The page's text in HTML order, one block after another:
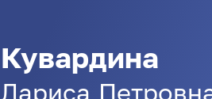
Кувардина
Лариса